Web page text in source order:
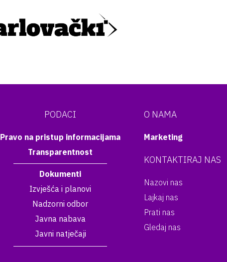
PODACI
Pravo na pristup informacijama
Transparentnost
Dokumenti
Izvješća i planovi
Nadzorni odbor
Javna nabava
Javni natječaji
O NAMA
Marketing
KONTAKTIRAJ NAS
Nazovi nas
Lajkaj nas
Prati nas
Gledaj nas